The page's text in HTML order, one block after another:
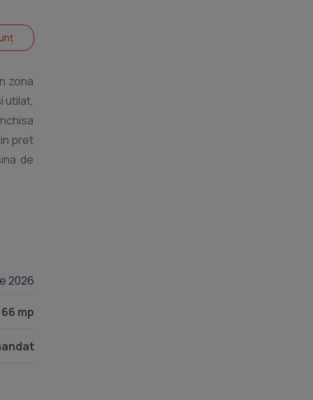
zona
utilat,
pret
de
2026
66 mp